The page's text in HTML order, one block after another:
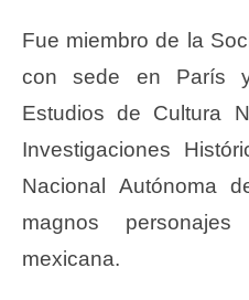
Fue miembro de la
con sede en París
Estudios de Cultura
Investigaciones
Nacional Autónoma
magnos
mexicana.